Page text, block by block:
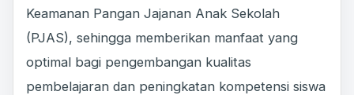
Keamanan Pangan Jajanan Anak Sekolah
(PJAS), sehingga memberikan manfaat yang
optimal bagi pengembangan kualitas
pembelajaran dan peningkatan kompetensi siswa